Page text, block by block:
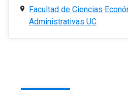
Facultad de Ciencias
Administrativas UC